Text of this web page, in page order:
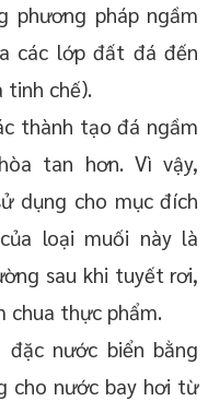
phương pháp ngầm
các lớp đất đá đến
tinh chế).
thành tạo đá ngầm
tan hơn. Vì vậy,
dụng cho mục đích
loại muối này là
sau khi tuyết rơi,
chua thực phẩm.
nước biển bằng
cho nước bay hơi từ